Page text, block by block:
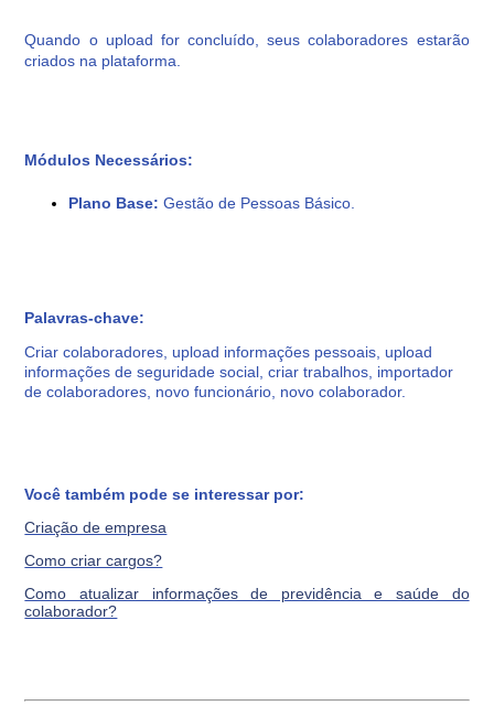
Quando o upload for concluído, seus colaboradores estarão
criados na plataforma.
Módulos Necessários:
Plano Base: Gestão de Pessoas Básico.
Palavras-chave:
Criar colaboradores, upload informações pessoais, upload
informações de seguridade social, criar trabalhos, importador
de colaboradores, novo funcionário, novo colaborador.
Você também pode se interessar por:
Criação de empresa
Como criar cargos?
Como atualizar informações de previdência e saúde do
colaborador?